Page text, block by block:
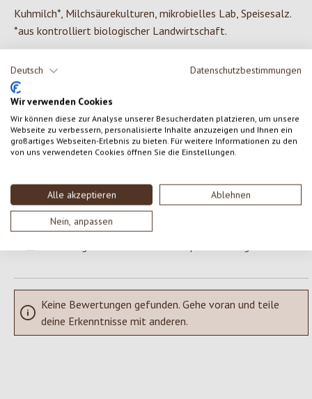
Deutsch Datenschutzbestimmungen
Wir verwenden Cookies
Wir können diese zur Analyse unserer Besucherdaten platzieren, um unsere
Webseite zu verbessern, personalisierte Inhalte anzuzeigen und Ihnen ein
großartiges Webseiten-Erlebnis zu bieten. Für weitere Informationen zu den
von uns verwendeten Cookies öffnen Sie die Einstellungen.
Alle akzeptieren Ablehnen
Nein, anpassen
Kuhmilch*, Milchsäurekulturen, mikrobielles Lab, Speisesalz.
*aus kontrolliert biologischer Landwirtschaft.
0 von 0 Bewertungen
Durchschnittliche Bewertung von 0 von 5 Sternen
Gib eine Bewertung ab!
SCHREIBE EINE BEWERTUNG
Keine Bewertungen gefunden. Gehe voran und teile
deine Erkenntnisse mit anderen.